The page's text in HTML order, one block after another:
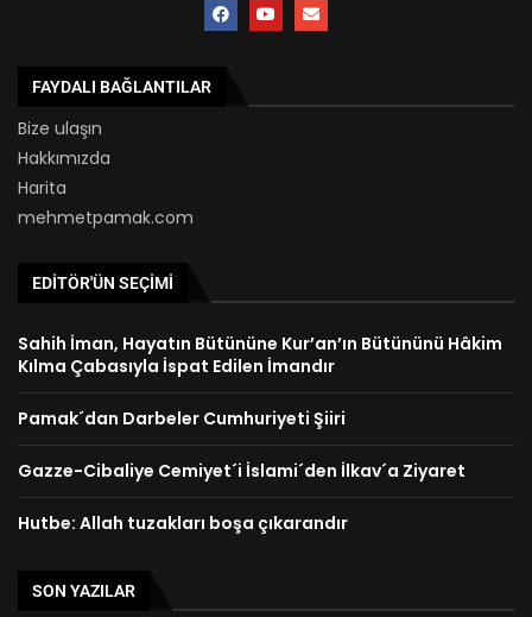
FAYDALI BAĞLANTILAR
Bize ulaşın
Hakkımızda
Harita
mehmetpamak.com
EDITÖR'ÜN SEÇIMI
Sahih İman, Hayatın Bütününe Kur’an’ın Bütününü Hâkim
Kılma Çabasıyla İspat Edilen İmandır
Pamak´dan Darbeler Cumhuriyeti Şiiri
Gazze-Cibaliye Cemiyet´i İslami´den İlkav´a Ziyaret
Hutbe: Allah tuzakları boşa çıkarandır
SON YAZILAR